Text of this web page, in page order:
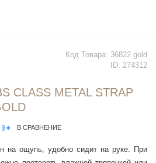
Код Товара: 36822 gold
ID: 274312
METAL STRAP
В СРАВНЕНИЕ
на ощупь, удобно сидит на руке. При